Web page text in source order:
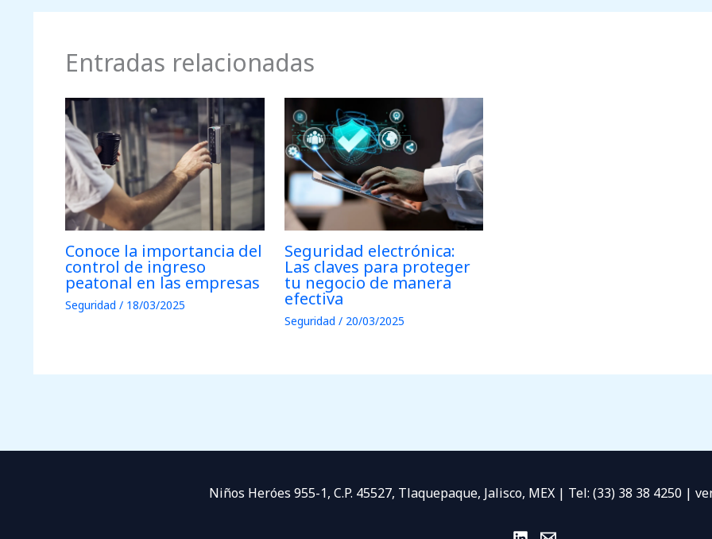
Entradas relacionadas
Conoce la importancia del
control de ingreso
peatonal en las empresas
Seguridad / 18/03/2025
Seguridad electrónica:
Las claves para proteger
tu negocio de manera
efectiva
Seguridad / 20/03/2025
Niños Heróes 955-1, C.P. 45527, Tlaquepaque, Jalisco, MEX | Tel: (33) 38 38 4250 |